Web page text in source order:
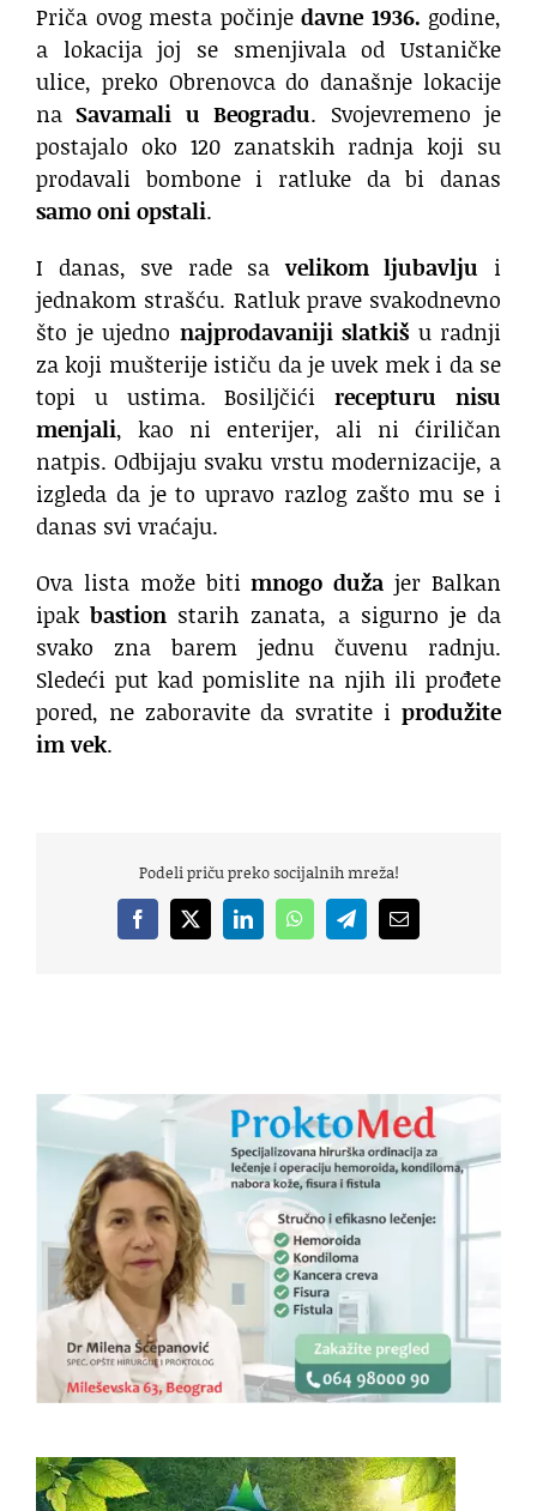
Priča ovog mesta počinjedavne 1936. godine,
a lokacija joj se smenjivala od Ustaničke
ulice, preko Obrenovca do današnje lokacije
naSavamali u Beogradu. Svojevremeno je
postajalo oko 120 zanatskih radnja koji su
prodavali bombone i ratluke da bi danas
samo oni opstali.
I danas, sve rade savelikom ljubavlju i
jednakom strašću. Ratluk prave svakodnevno
što je ujedno najprodavaniji slatkiš u radnji
za koji mušterije ističu da je uvek mek i da se
topi u ustima. Bosiljčićirecepturu nisu
menjali, kao ni enterijer, ali ni ćiriličan
natpis. Odbijaju svaku vrstu modernizacije, a
izgleda da je to upravo razlog zašto mu se i
danas svi vraćaju.
Ova lista može bitimnogo duža jer Balkan
ipakbastion starih zanata, a sigurno je da
svako zna barem jednu čuvenu radnju.
Sledeći put kad pomislite na njih ili prođete
pored, ne zaboravite da svratite i produžite
im vek.
Podeli priču preko socijalnih mreža!
Facebook
X LinkedInWhatsAppTelegramEmail